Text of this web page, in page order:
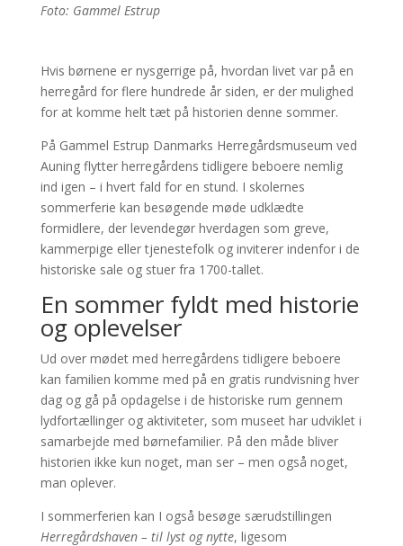
Foto: Gammel Estrup
Hvis børnene er nysgerrige på, hvordan livet var på en
herregård for flere hundrede år siden, er der mulighed
for at komme helt tæt på historien denne sommer.
På Gammel Estrup Danmarks Herregårdsmuseum ved
Auning flytter herregårdens tidligere beboere nemlig
ind igen – i hvert fald for en stund. I skolernes
sommerferie kan besøgende møde udklædte
formidlere, der levendegør hverdagen som greve,
kammerpige eller tjenestefolk og inviterer indenfor i de
historiske sale og stuer fra 1700-tallet.
En sommer fyldt med historie
og oplevelser
Ud over mødet med herregårdens tidligere beboere
kan familien komme med på en gratis rundvisning hver
dag og gå på opdagelse i de historiske rum gennem
lydfortællinger og aktiviteter, som museet har udviklet i
samarbejde med børnefamilier. På den måde bliver
historien ikke kun noget, man ser – men også noget,
man oplever.
I sommerferien kan I også besøge særudstillingen
Herregårdshaven – til lyst og nytte, ligesom